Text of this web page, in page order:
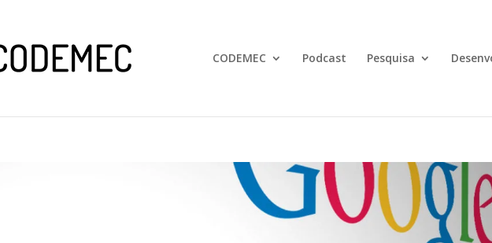
CODEMEC Podcast Pesquisa